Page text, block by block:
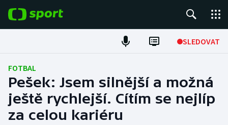
SLEDOVAT
Fotbal
Hokej
Tenis
FOTBAL
Pešek: Jsem silnější a možná
ještě rychlejší. Cítím se nejlíp
za celou kariéru